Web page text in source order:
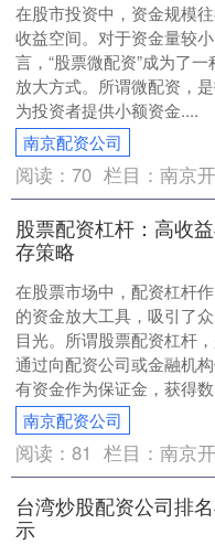
在股市投资中，资金规模
收益空间。对于资金量较
言，“股票微配资”成为了
放大方式。所谓微配资，
为投资者提供小额资金....
南京配资公司
阅读：70 栏目：南京
股票配资杠杆：高收
存策略
在股票市场中，配资杠杆
的资金放大工具，吸引了
目光。所谓股票配资杠杆
通过向配资公司或金融机
有资金作为保证金，获得
南京配资公司
阅读：81 栏目：南京
台湾炒股配资公司排
示